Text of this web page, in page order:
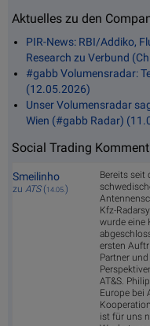
Aktuelles zu den
PIR-News: RBI/Addiko,
Research zu Verbund
#gabb Volumensradar:
(12.05.2026)
Unser Volumensradar
Wien (#gabb Radar)
Social Trading
Smeilinho
zu ATS( 14.05.)
Bereits seit
Kfz-
wurde eine
ersten
Partner
AT&S.
Europe bei
ist für uns